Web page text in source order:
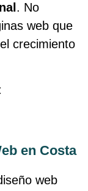
. No
web que
crecimiento
en Costa
web